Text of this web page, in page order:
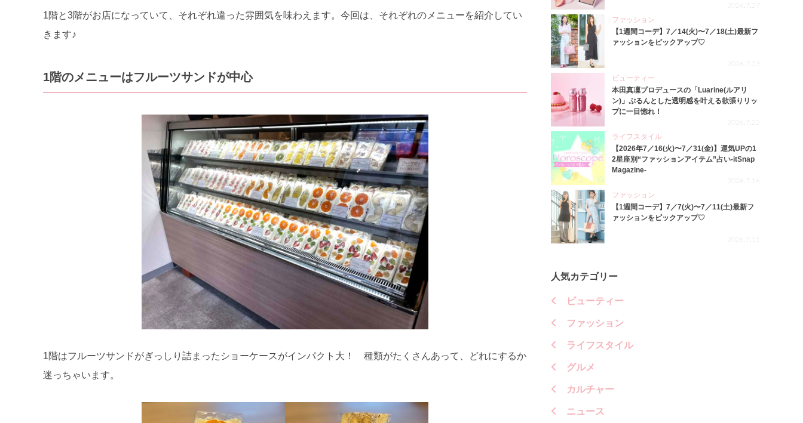
1階と3階がお店になっていて、それぞれ違った雰囲気を味わえます。今回は、それぞれのメニューを紹介してい
きます♪
1階のメニューはフルーツサンドが中心
1階はフルーツサンドがぎっしり詰まったショーケースがインパクト大！ 種類がたくさんあって、どれにするか
迷っちゃいます。
2026.7.27
ファッション
【1週間コーデ】7／14(火)〜7／18(土)最新フ
ァッションをピックアップ♡
2026.7.23
ビューティー
本田真凜プロデュースの「Luarine(ルアリ
ン)」ぷるんとした透明感を叶える欲張りリッ
プに一目惚れ！
2026.7.22
ライフスタイル
【2026年7／16(火)〜7／31(金)】運気UPの1
2星座別“ファッションアイテム”占い-itSnap
Magazine-
2026.7.16
ファッション
【1週間コーデ】7／7(火)〜7／11(土)最新フ
ァッションをピックアップ♡
2026.7.15
人気カテゴリー
ビューティー
ファッション
ライフスタイル
グルメ
カルチャー
ニュース